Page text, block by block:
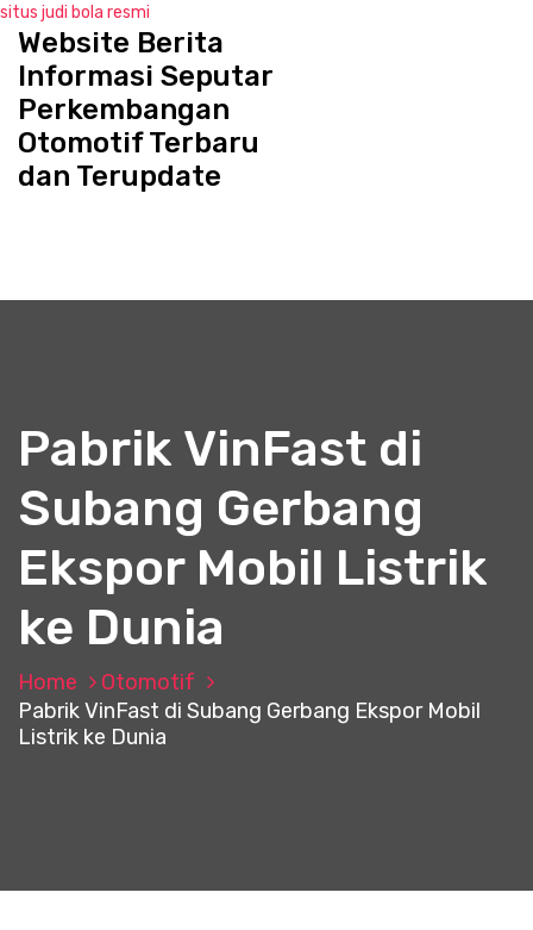
situs judi bola resmi
e
Website Berita
Informasi Seputar
Perkembangan
Otomotif Terbaru
dan Terupdate
Pabrik VinFast di
Subang Gerbang
Ekspor Mobil Listrik
ke Dunia
Home
Otomotif
Pabrik VinFast di Subang Gerbang Ekspor Mobil
Listrik ke Dunia